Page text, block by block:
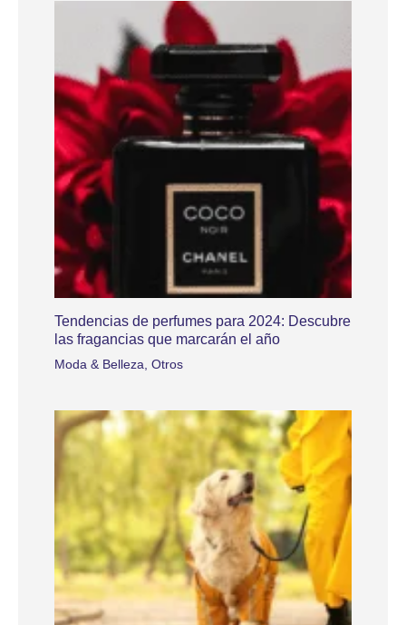
Tendencias de perfumes para 2024: Descubre
las fragancias que marcarán el año
Moda & Belleza Otros